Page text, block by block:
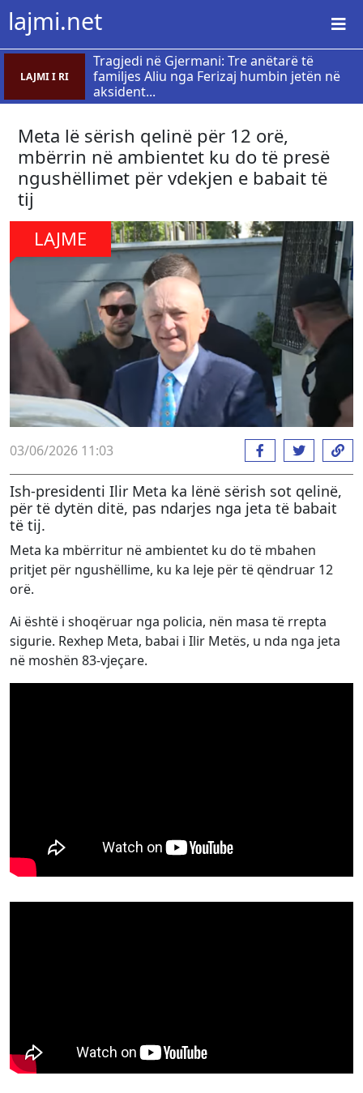
lajmi.net
LAJMI I RI
Tragjedi në Gjermani: Tre anëtarë të
familjes Aliu nga Ferizaj humbin jetën në
aksident...
Meta lë sërish qelinë për 12 orë,
mbërrin në ambientet ku do të presë
ngushëllimet për vdekjen e babait të
tij
LAJME
03/06/2026 11:03
Ish-presidenti Ilir Meta ka lënë sërish sot qelinë,
për të dytën ditë, pas ndarjes nga jeta të babait
të tij.
Meta ka mbërritur në ambientet ku do të mbahen
pritjet për ngushëllime, ku ka leje për të qëndruar 12
orë.
Ai është i shoqëruar nga policia, nën masa të rrepta
sigurie. Rexhep Meta, babai i Ilir Metës, u nda nga jeta
në moshën 83-vjeçare.